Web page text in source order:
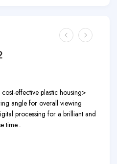
effective plastic housing>
angle for overall viewing
processing for a brilliant and
time...